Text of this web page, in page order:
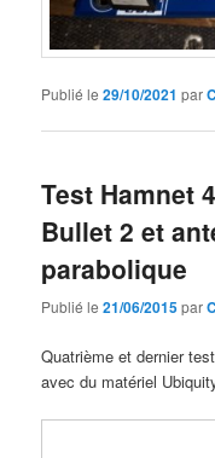
Publié le29/10/2021 par
Test Hamnet
Bullet 2 et
parabolique
Publié le21/06/2015par
Quatrième et dernier
avec du matériel